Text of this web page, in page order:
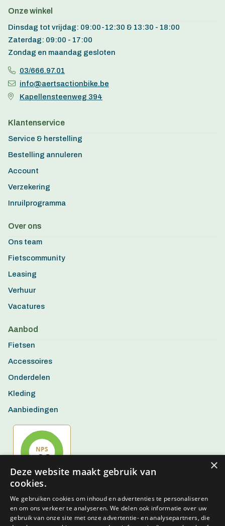
Onze winkel
Dinsdag tot vrijdag: 09:00-12:30 & 13:30 - 18:00
Zaterdag: 09:00 - 17:00
Zondag en maandag gesloten
03/666.97.01
info@aertsactionbike.be
Kapellensteenweg 394
Klantenservice
Service & herstelling
Bestelling annuleren
Account
Verzekering
Inruilprogramma
Over ons
Ons team
Fietscommunity
Leasing
Verhuur
Vacatures
Aanbod
Fietsen
Accessoires
Onderdelen
Kleding
Aanbiedingen
×
Deze website maakt gebruik van
cookies.
We gebruiken cookies om inhoud en advertenties te personaliseren
en om ons verkeer te analyseren. We delen ook informatie over uw
gebruik van onze site met onze advertentie- en analysepartners, die